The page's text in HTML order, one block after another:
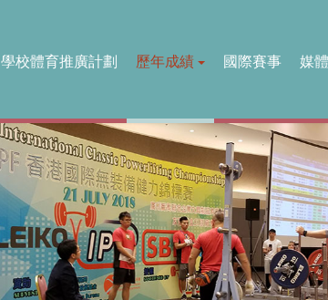
學校體育推廣計劃 歷年成績 國際賽事 媒